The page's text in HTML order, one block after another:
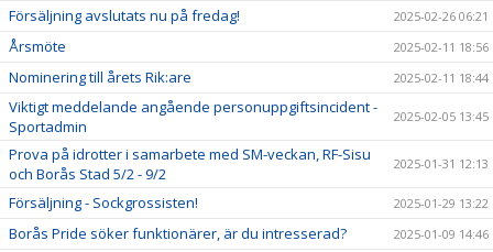
Försäljning avslutats nu på fredag! 2025-02-26 06:21
Årsmöte 2025-02-11 18:56
Nominering till årets Rik:are 2025-02-11 18:44
Viktigt meddelande angående personuppgiftsincident -
Sportadmin
2025-02-05 13:45
Prova på idrotter i samarbete med SM-veckan, RF-Sisu
och Borås Stad 5/2 - 9/2
2025-01-31 12:13
Försäljning - Sockgrossisten! 2025-01-29 13:22
Borås Pride söker funktionärer, är du intresserad? 2025-01-09 14:46